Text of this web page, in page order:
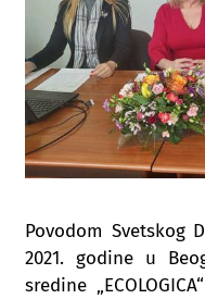
Povodom Svetskog
2021. godine u
sredine